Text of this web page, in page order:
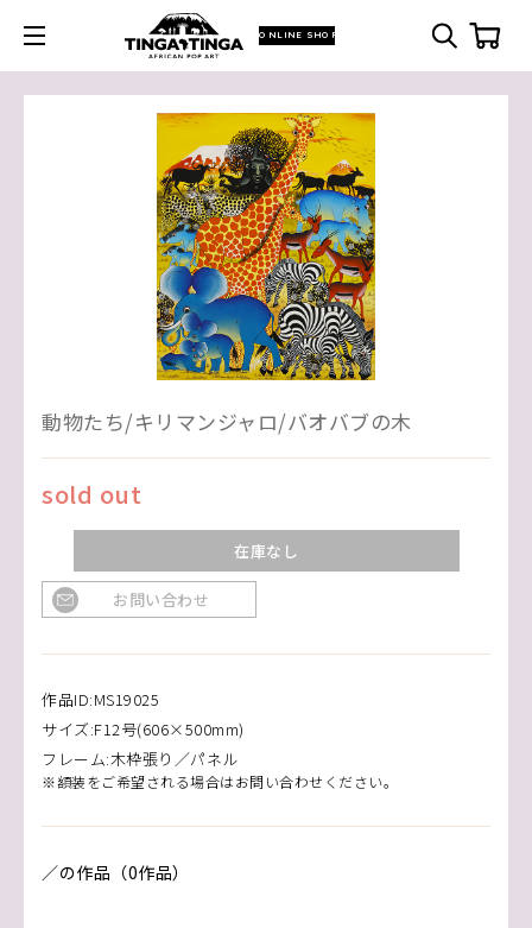
ONLINE SHOP
動物たち/キリマンジャロ/バオバブの木
sold out
在庫なし
お問い合わせ
作品ID:MS19025
サイズ:F12号(606×500mm)
フレーム:木枠張り／パネル
※額装をご希望される場合はお問い合わせください。
／の作品（0作品）